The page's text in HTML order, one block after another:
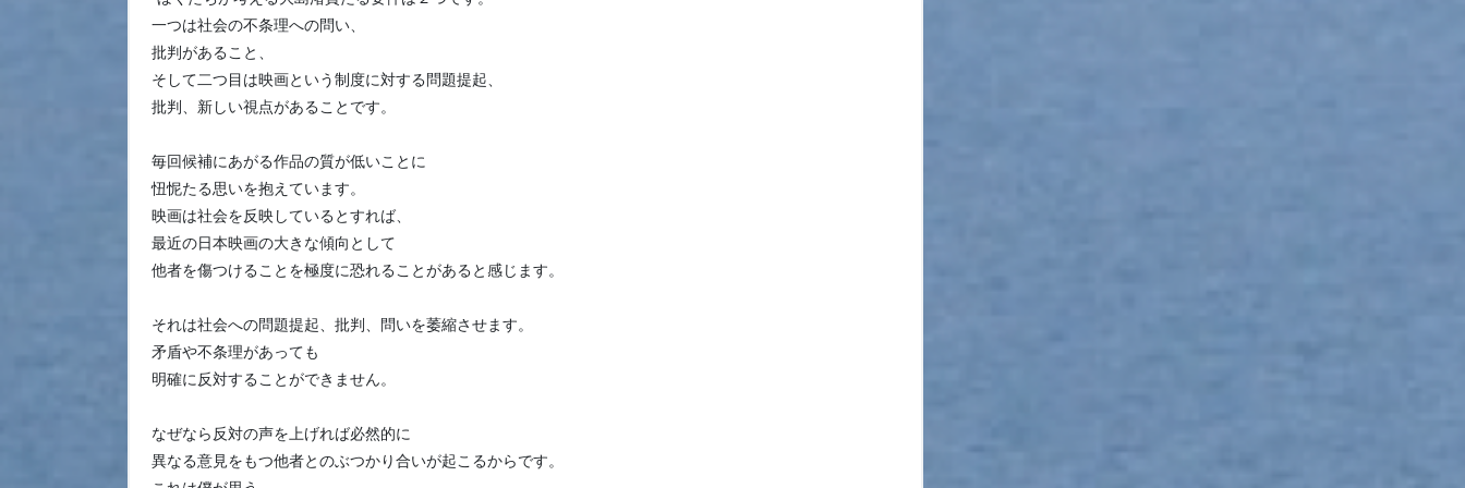
一つは社会の不条理への問い、
批判があること、
そして二つ目は映画という制度に対する問題提起、
批判、新しい視点があることです。
毎回候補にあがる作品の質が低いことに
忸怩たる思いを抱えています。
映画は社会を反映しているとすれば、
最近の日本映画の大きな傾向として
他者を傷つけることを極度に恐れることがあると感じます。
それは社会への問題提起、批判、問いを萎縮させます。
矛盾や不条理があっても
明確に反対することができません。
なぜなら反対の声を上げれば必然的に
異なる意見をもつ他者とのぶつかり合いが起こるからです。